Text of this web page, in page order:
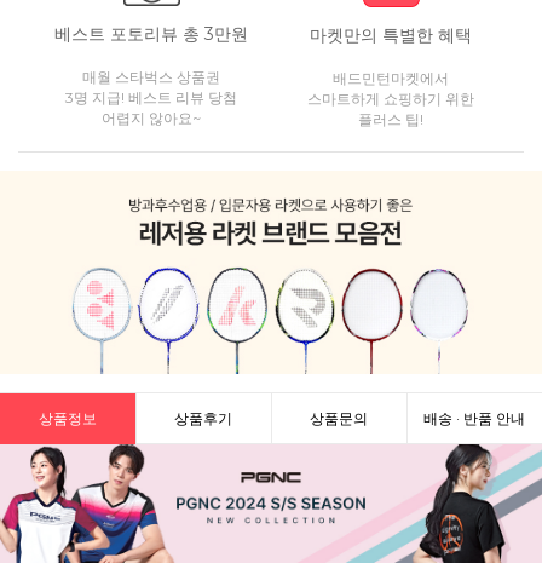
베스트 포토리뷰 총 3만원
매월 스타벅스 상품권
3명 지급! 베스트 리뷰 당첨
어렵지 않아요~
마켓만의 특별한 혜택
배드민턴마켓에서
스마트하게 쇼핑하기 위한
플러스 팁!
상품정보 상품후기 상품문의 배송 · 반품 안내